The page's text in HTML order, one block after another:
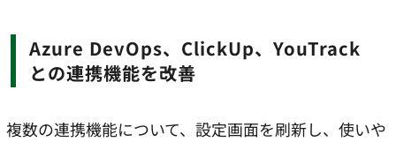
Azure DevOps、ClickUp、YouTrack
との連携機能を改善
複数の連携機能について、設定画面を刷新し、使いや